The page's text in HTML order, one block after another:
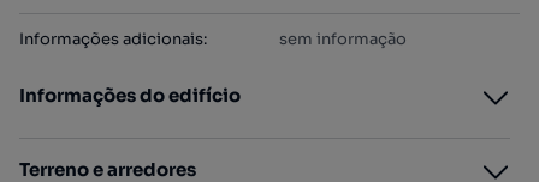
Informações adicionais: sem informação
Informações do edifício
Terreno e arredores